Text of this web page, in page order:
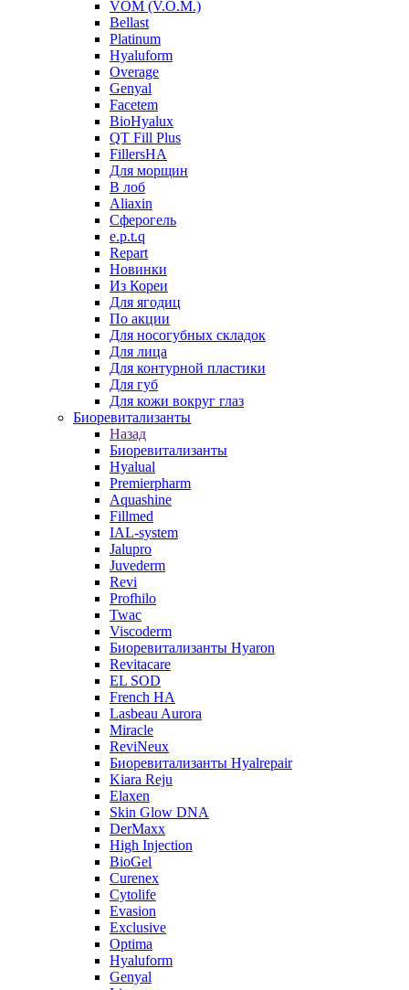
VOM (V.O.M.)
Bellast
Platinum
Hyaluform
Overage
Genyal
Facetem
BioHyalux
QT Fill Plus
FillersHA
Для морщин
В лоб
Aliaxin
Сферогель
e.p.t.q
Repart
Новинки
Из Кореи
Для ягодиц
По акции
Для носогубных складок
Для лица
Для контурной пластики
Для губ
Для кожи вокруг глаз
Биоревитализанты
Назад
Биоревитализанты
Hyalual
Premierpharm
Aquashine
Fillmed
IAL-system
Jalupro
Juvederm
Revi
Profhilo
Twac
Viscoderm
Биоревитализанты Hyaron
Revitacare
EL SOD
French HA
Lasbeau Aurora
Miracle
ReviNeux
Биоревитализанты Hyalrepair
Kiara Reju
Elaxen
Skin Glow DNA
DerMaxx
High Injection
BioGel
Curenex
Cytolife
Evasion
Exclusive
Optima
Hyaluform
Genyal